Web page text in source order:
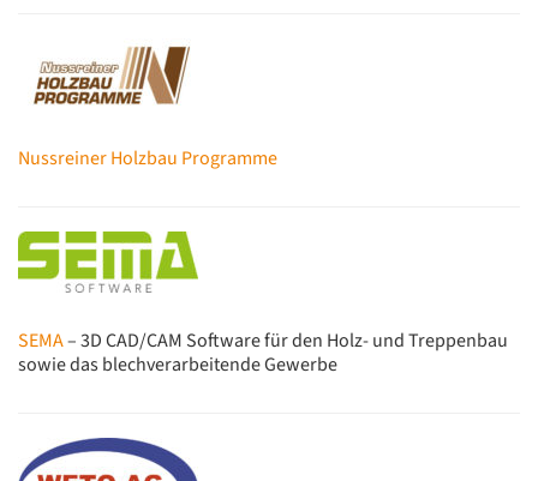
Nussreiner Holzbau Programme
SEMA– 3D CAD/CAM Software für den Holz- und Treppenbau
sowie das blechverarbeitende Gewerbe